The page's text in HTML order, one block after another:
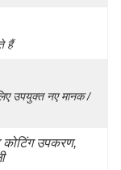
हैं
उपयुक्त नए मानक /
कोटिंग उपकरण,